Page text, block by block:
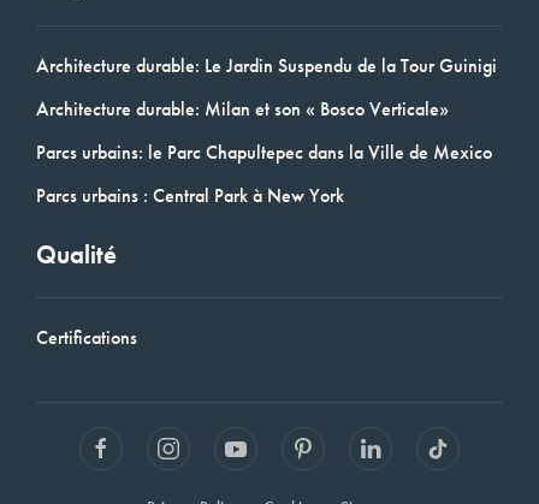
Architecture durable: Le Jardin Suspendu de la Tour Guinigi
Architecture durable: Milan et son « Bosco Verticale»
Parcs urbains: le Parc Chapultepec dans la Ville de Mexico
Parcs urbains : Central Park à New York
Qualité
Certifications